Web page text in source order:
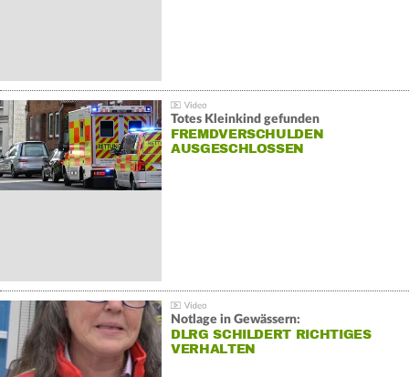
Totes Kleinkind gefunden
FREMDVERSCHULDEN
AUSGESCHLOSSEN
Notlage in Gewässern:
DLRG SCHILDERT RICHTIGES
VERHALTEN